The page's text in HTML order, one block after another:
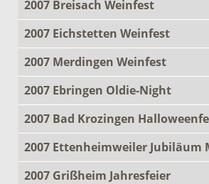
2007 Breisach Weinfest
2007 Eichstetten Weinfest
2007 Merdingen Weinfest
2007 Ebringen Oldie-Night
2007 Bad Krozingen
2007 Ettenheimweiler Jubiläum
2007 Grißheim Jahresfeier